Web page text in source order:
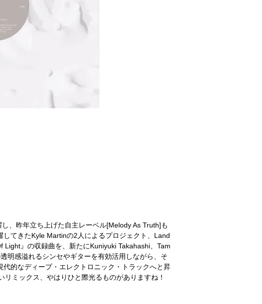
、昨年立ち上げた自主レーベル[Melody As Truth]も
てきたKyle Martinの2人によるプロジェクト、Land
』の収録曲を、新たにKuniyuki Takahashi、Tam
明感溢れるシンセやギターを有効活用しながら、そ
的なディープ・エレクトロニック・トラックへと昇
ミックス、やはりひと際光るものがありますね！